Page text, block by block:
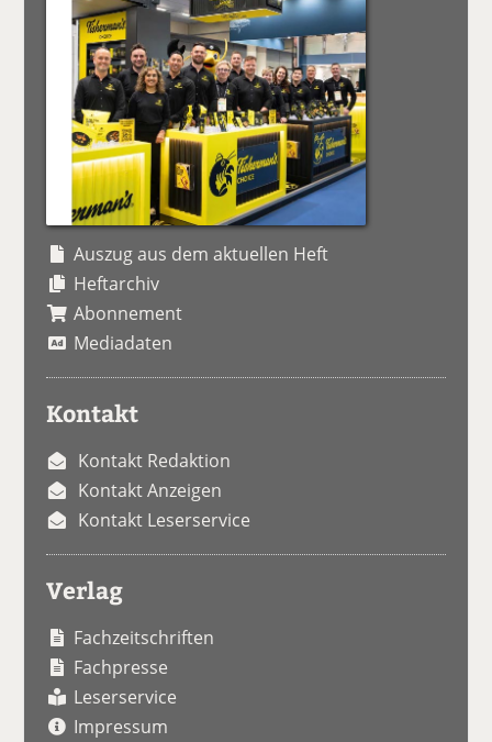
Auszug aus dem aktuellen Heft
Heftarchiv
Abonnement
Mediadaten
Kontakt
Kontakt Redaktion
Kontakt Anzeigen
Kontakt Leserservice
Verlag
Fachzeitschriften
Fachpresse
Leserservice
Impressum